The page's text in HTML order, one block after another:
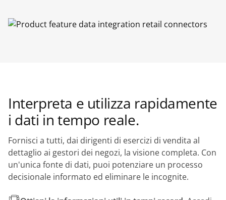
Interpreta e utilizza rapidamente
i dati in tempo reale.
Fornisci a tutti, dai dirigenti di esercizi di vendita al
dettaglio ai gestori dei negozi, la visione completa. Con
un'unica fonte di dati, puoi potenziare un processo
decisionale informato ed eliminare le incognite.